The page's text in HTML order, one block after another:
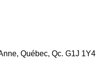
Québec, Qc. G1J 1Y4